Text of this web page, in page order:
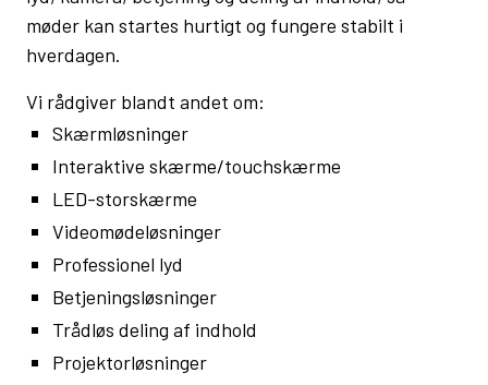
møder kan startes hurtigt og fungere stabilt i
hverdagen.
Vi rådgiver blandt andet om:
Skærmløsninger
Interaktive skærme/touchskærme
LED-storskærme
Videomødeløsninger
Professionel lyd
Betjeningsløsninger
Trådløs deling af indhold
Projektorløsninger